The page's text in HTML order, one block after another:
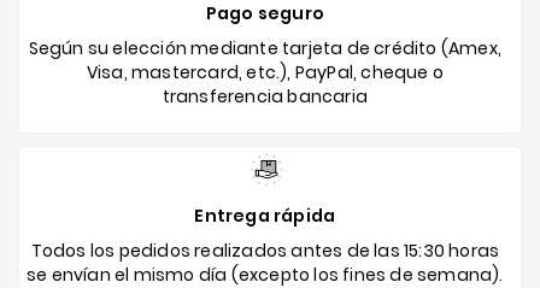
Pago seguro
Según su elección mediante tarjeta de crédito (Amex,
Visa, mastercard, etc.), PayPal, cheque o
transferencia bancaria
Entrega rápida
Todos los pedidos realizados antes de las 15:30 horas
se envían el mismo día (excepto los fines de semana).